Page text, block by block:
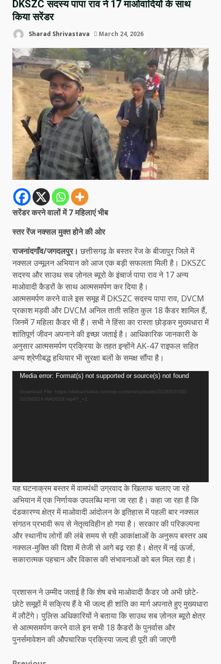
DKSZC सदस्य पापा राव ने 17 माओवादियों के साथ
किया सरेंडर
Sharad Shrivastava March 24, 2026
सरेंडर करने वालों में 7 महिलाएं भीब
स्तर रेंज नक्सल मुक्त होने की ओर
राजनांदगाँव/जगदलपुर। छत्तीसगढ़ के बस्तर रेंज के बीजापुर जिले में
नक्सल उन्मूलन अभियान को आज एक बड़ी सफलता मिली है। DKSZC
सदस्य और साउथ सब ज़ोनल ब्यूरो के इंचार्ज पापा राव ने 17 अन्य
माओवादी कैडरों के साथ आत्मसमर्पण कर दिया है।
आत्मसमर्पण करने वाले इस समूह में DKSZC सदस्य पापा राव, DVCM
प्रकाश मड़वी और DVCM अनिल ताती सहित कुल 18 कैडर शामिल हैं,
जिनमें 7 महिला कैडर भी हैं। सभी ने हिंसा का रास्ता छोड़कर मुख्यधारा में
शांतिपूर्ण जीवन अपनाने की इच्छा जताई है। आधिकारिक जानकारी के
अनुसार आत्मसमर्पण प्रक्रिया के तहत इन्होंने AK-47 राइफल सहित
अन्य श्रेणीबद्ध हथियार भी सुरक्षा बलों के समक्ष सौंपा है।
Video
Player
Media error: Format(s) not supported or source(s) not found
Download File: https://dishachakra.com/wp-content/uploads/2026/03/VID-
20260324-WA0028.mp4?_=1
यह घटनाक्रम बस्तर में वामपंथी उग्रवाद के खिलाफ चलाए जा रहे
अभियान में एक निर्णायक उपलब्धि माना जा रहा है। कहा जा रहा है कि
दंडकारण्य क्षेत्र में माओवादी आंदोलन के इतिहास में पहली बार नक्सल
संगठन प्रभावी रूप से नेतृत्वविहीन हो गया है। सरकार की परिकल्पना
और स्थानीय लोगों की लंबे समय से रही आकांक्षाओं के अनुरूप बस्तर अब
नक्सल-मुक्ति की दिशा में तेजी से आगे बढ़ रहा है। क्षेत्र में नई ऊर्जा,
सकारात्मक पहचान और विकास की संभावनाओं को बल मिल रहा है।
प्रशासन ने उम्मीद जताई है कि शेष बचे माओवादी कैडर जो अभी छोटे-
छोटे समूहों में सक्रिय हैं वे भी जल्द ही शांति का मार्ग अपनाते हुए मुख्यधारा
में लौटेंगे। पुलिस अधिकारियों ने बताया कि साउथ सब ज़ोनल ब्यूरो क्षेत्र
से आत्मसमर्पण करने वाले इन सभी 18 कैडरों के पुनर्वास और
पुनर्समावेशन की औपचारिक प्रक्रिया जल्द ही पूरी की जाएगी